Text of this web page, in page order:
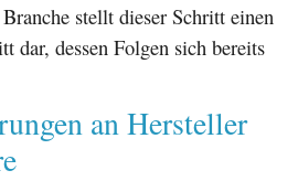
stellt dieser Schritt einen
dar, dessen Folgen sich bereits
an Hersteller